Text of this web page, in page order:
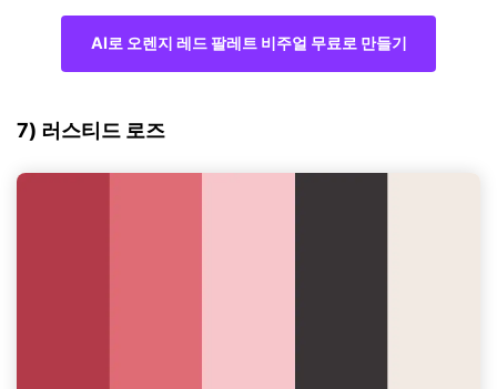
AI로 오렌지 레드 팔레트 비주얼 무료로 만들기
7) 러스티드 로즈